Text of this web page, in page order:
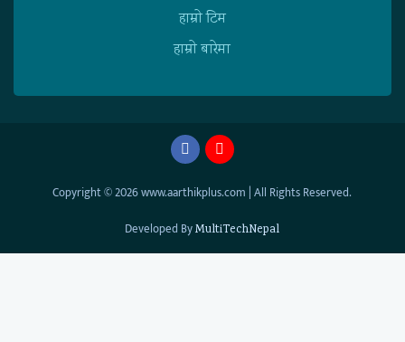
हाम्राे टिम
हाम्राे बारेमा
Copyright © 2026 www.aarthikplus.com | All Rights Reserved.
Developed ByMultiTechNepal